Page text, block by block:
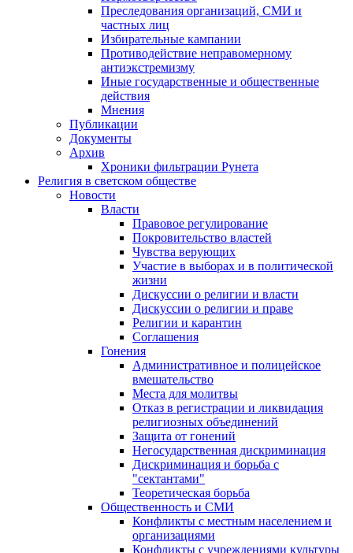
Преследования организаций, СМИ и
частных лиц
Избирательные кампании
Противодействие неправомерному
антиэкстремизму
Иные государственные и общественные
действия
Мнения
Публикации
Документы
Архив
Хроники фильтрации Рунета
Религия в светском обществе
Новости
Власти
Правовое регулирование
Покровительство властей
Чувства верующих
Участие в выборах и в политической
жизни
Дискуссии о религии и власти
Дискуссии о религии и праве
Религии и карантин
Соглашения
Гонения
Административное и полицейское
вмешательство
Места для молитвы
Отказ в регистрации и ликвидация
религиозных объединений
Защита от гонений
Негосударственная дискриминация
Дискриминация и борьба с
"сектантами"
Теоретическая борьба
Общественность и СМИ
Конфликты с местным населением и
организациями
Конфликты с учреждениями культуры